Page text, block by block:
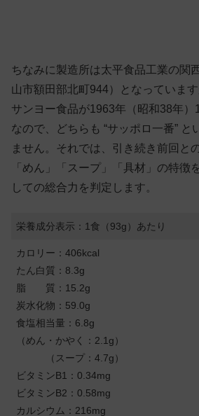
ちなみに製造所は太平食品工業の関
山市額田部北町944）となっていま
サンヨー食品が1963年（昭和38年）
なので、どちらも “サッポロ一番” と
ません。それでは、引き続き前回と
「めん」「スープ」「具材」の特徴
しての総合力を判定します。
栄養成分表示：1食（93g）あたり
カロリー：406kcal
たん白質：8.3g
脂 質：15.2g
炭水化物：59.0g
食塩相当量：6.8g
（めん・かやく：2.1g）
（スープ：4.7g）
ビタミンB1：0.34mg
ビタミンB2：0.58mg
カルシウム：216mg